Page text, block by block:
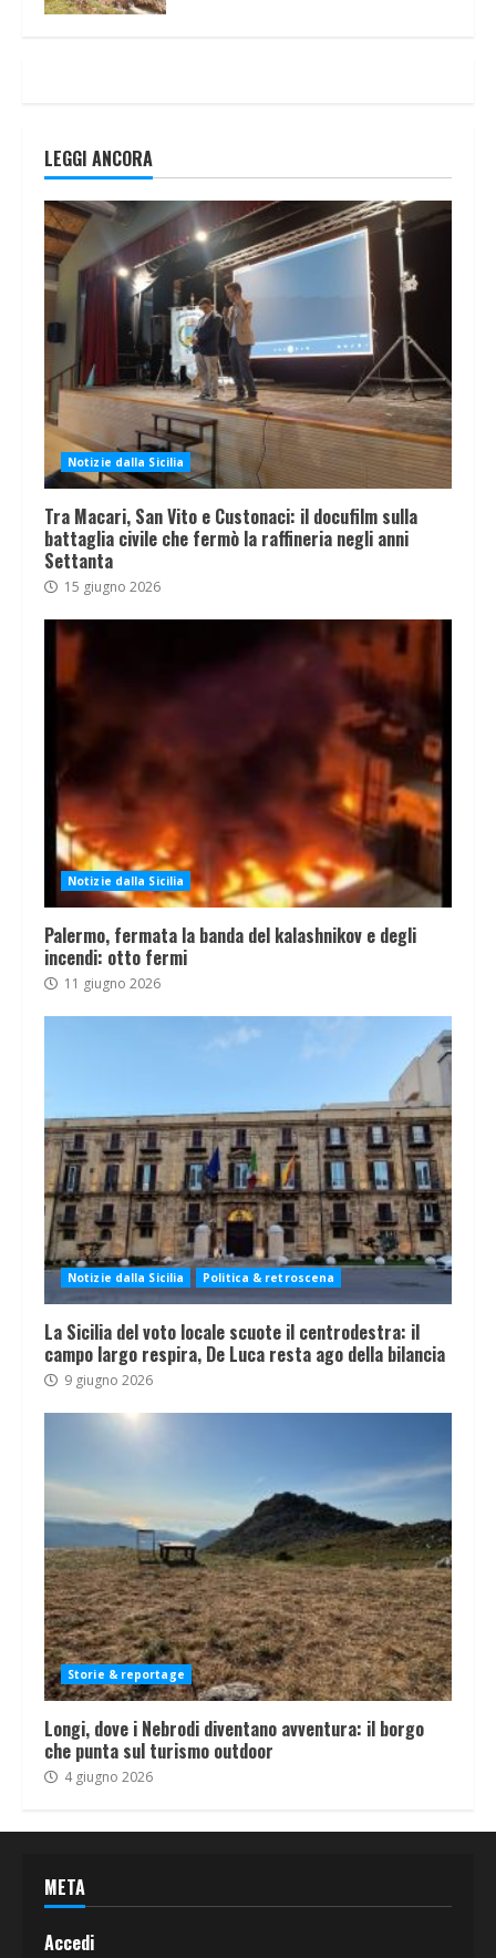
LEGGI ANCORA
Notizie dalla Sicilia
Tra Macari, San Vito e Custonaci: il docufilm sulla
battaglia civile che fermò la raffineria negli anni
Settanta
15 giugno 2026
Notizie dalla Sicilia
Palermo, fermata la banda del kalashnikov e degli
incendi: otto fermi
11 giugno 2026
Notizie dalla Sicilia Politica & retroscena
La Sicilia del voto locale scuote il centrodestra: il
campo largo respira, De Luca resta ago della bilancia
9 giugno 2026
Storie & reportage
Longi, dove i Nebrodi diventano avventura: il borgo
che punta sul turismo outdoor
4 giugno 2026
META
Accedi